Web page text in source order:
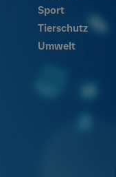
Sport
Tierschutz
Umwelt